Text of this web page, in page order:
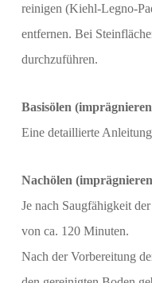
reinigen (Kiehl-Legno-
entfernen. Bei
durchzuführen.
Basisölen
Eine detaillierte
Nachölen
Je nach Saugfähigkeit
von ca. 120 Minuten.
Nach der Vorbereitung